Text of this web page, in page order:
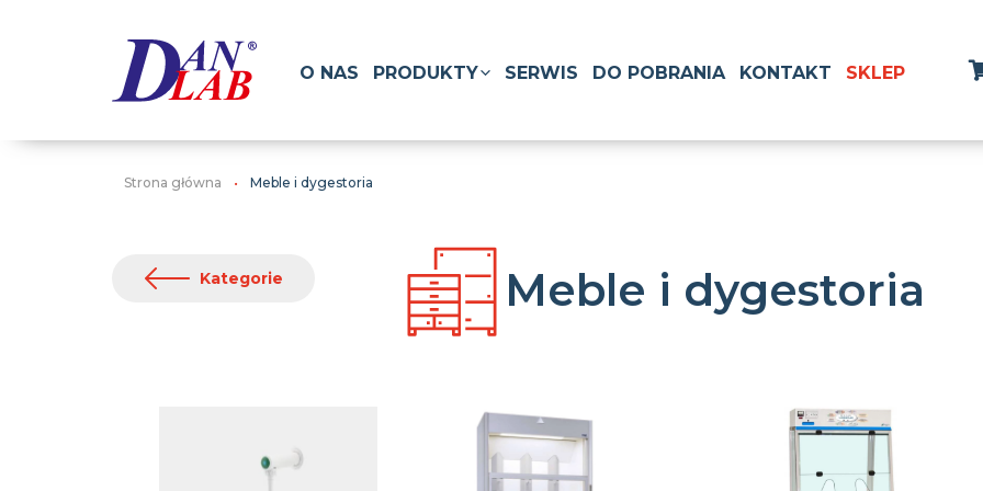
O NAS PRODUKTY SERWIS DO POBRANIA KONTAKT SKLEP
Strona główna Meble i dygestoria
Kategorie Meble i dygestoria